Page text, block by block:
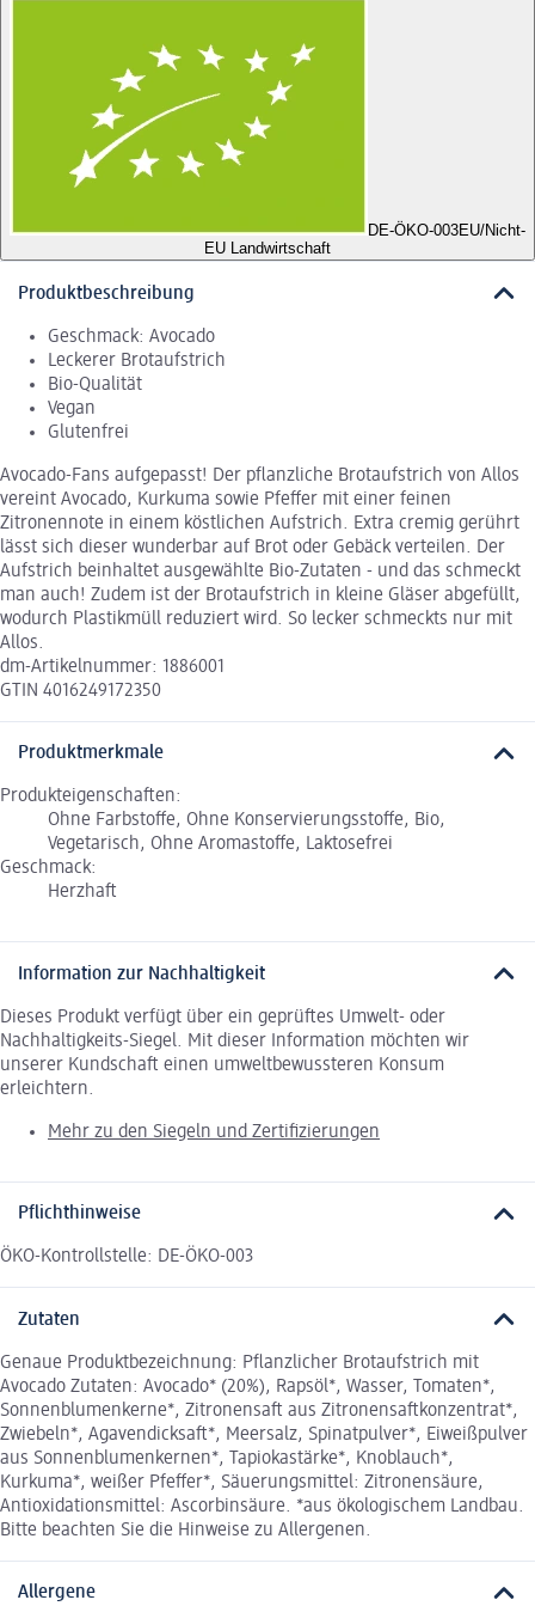
DE-ÖKO-003EU/Nicht-
EU Landwirtschaft
Produktbeschreibung
Geschmack: Avocado
Leckerer Brotaufstrich
Bio-Qualität
Vegan
Glutenfrei
Avocado-Fans aufgepasst! Der pflanzliche Brotaufstrich von Allos
vereint Avocado, Kurkuma sowie Pfeffer mit einer feinen
Zitronennote in einem köstlichen Aufstrich. Extra cremig gerührt
lässt sich dieser wunderbar auf Brot oder Gebäck verteilen. Der
Aufstrich beinhaltet ausgewählte Bio-Zutaten - und das schmeckt
man auch! Zudem ist der Brotaufstrich in kleine Gläser abgefüllt,
wodurch Plastikmüll reduziert wird. So lecker schmeckts nur mit
Allos.
dm-Artikelnummer: 1886001
GTIN 4016249172350
Produktmerkmale
Produkteigenschaften:
Ohne Farbstoffe, Ohne Konservierungsstoffe, Bio,
Vegetarisch, Ohne Aromastoffe, Laktosefrei
Geschmack:
Herzhaft
Information zur Nachhaltigkeit
Dieses Produkt verfügt über ein geprüftes Umwelt- oder
Nachhaltigkeits-Siegel. Mit dieser Information möchten wir
unserer Kundschaft einen umweltbewussteren Konsum
erleichtern.
Mehr zu den Siegeln und Zertifizierungen
Pflichthinweise
ÖKO-Kontrollstelle: DE-ÖKO-003
Zutaten
Genaue Produktbezeichnung: Pflanzlicher Brotaufstrich mit
Avocado Zutaten: Avocado* (20%), Rapsöl*, Wasser, Tomaten*,
Sonnenblumenkerne*, Zitronensaft aus Zitronensaftkonzentrat*,
Zwiebeln*, Agavendicksaft*, Meersalz, Spinatpulver*, Eiweißpulver
aus Sonnenblumenkernen*, Tapiokastärke*, Knoblauch*,
Kurkuma*, weißer Pfeffer*, Säuerungsmittel: Zitronensäure,
Antioxidationsmittel: Ascorbinsäure. *aus ökologischem Landbau.
Bitte beachten Sie die Hinweise zu Allergenen.
Allergene